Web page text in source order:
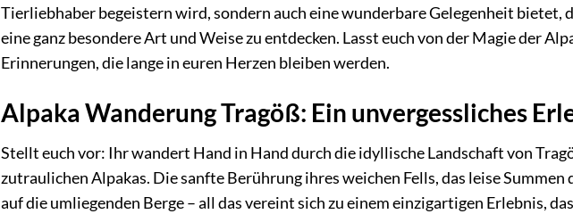
Tierliebhaber begeistern wird, sondern auch eine wunderbare Gelegenheit bietet,
eine ganz besondere Art und Weise zu entdecken. Lasst euch von der Magie der
Erinnerungen, die lange in euren Herzen bleiben werden.
Alpaka Wanderung Tragöß: Ein unvergessliches
Stellt euch vor: Ihr wandert Hand in Hand durch die idyllische Landschaft von
zutraulichen Alpakas. Die sanfte Berührung ihres weichen Fells, das leise
auf die umliegenden Berge – all das vereint sich zu einem einzigartigen Erlebnis,